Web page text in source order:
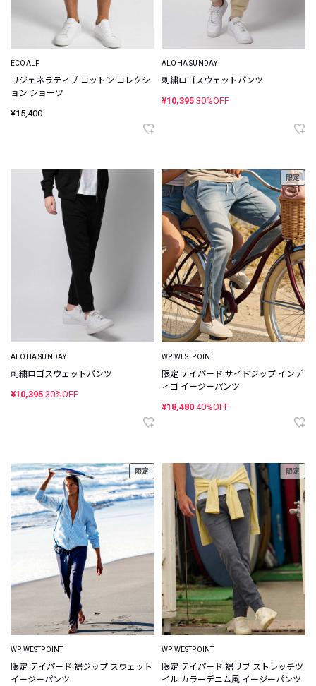
ECOALF
リジェネラティブ コットン コレクシ
ョン ショーツ
¥15,400
ALOHA SUNDAY
刺繍ロゴスウェットパンツ
¥10,395 30%OFF
ALOHA SUNDAY
刺繍ロゴスウェットパンツ
¥10,395 30%OFF
限定
WP WESTPOINT
限定 テイパード サイドジップ インデ
ィゴ イージーパンツ
¥18,480 40%OFF
限定
WP WESTPOINT
限定 テイパード 裾ジップ スウェット
イージーパンツ
限定
WP WESTPOINT
限定 テイパード 裾リブ ストレッチツ
イル カラーデニム風 イージーパンツ